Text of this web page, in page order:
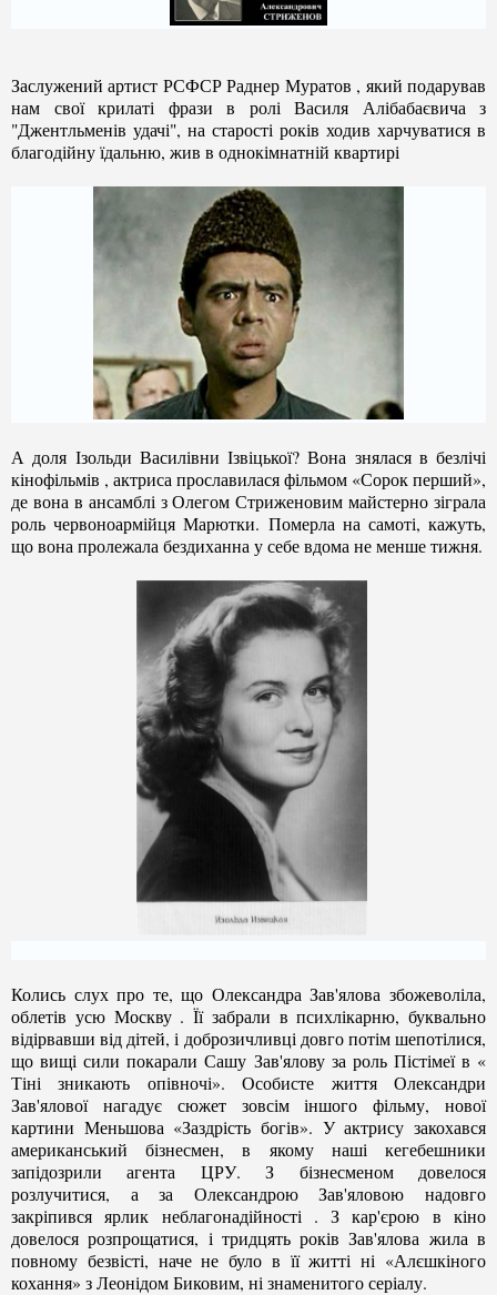
Заслужений артист РСФСРРаднер Муратов , який подарував
нам свої крилаті фрази в ролі Василя Алібабаєвича з
"Джентльменів удачі", на старості років ходив харчуватися в
благодійну їдальню, жив в однокімнатній квартирі
А доля Ізольди Василівни Ізвіцької?Вона знялася в безлічі
кінофільмів , актриса прославилася фільмом «Сорок перший»,
де вона в ансамблі з Олегом Стриженовим майстерно зіграла
роль червоноармійця Марютки. Померла на самоті, кажуть,
що вона пролежала бездиханна у себе вдома не менше тижня.
Колись слух про те, що Олександра Зав'ялова збожеволіла,
облетів усю Москву . Її забрали в психлікарню, буквально
відірвавши від дітей, і доброзичливці довго потім шепотілися,
що вищі сили покарали Сашу Зав'ялову за роль Пістімеїв «
Тіні зникають опівночі». Особисте життя Олександри
Зав'ялової нагадує сюжет зовсім іншого фільму, нової
картини Меньшова «Заздрість богів». У актрису закохався
американський бізнесмен, в якому наші кегебешники
запідозрили агента ЦРУ. З бізнесменом довелося
розлучитися, а за Олександрою Зав'яловою надовго
закріпився ярлик неблагонадійності . З кар'єрою в кіно
довелося розпрощатися, і тридцять років Зав'ялова жила в
повному безвісті, наче не було в її житті ні «Алєшкіного
кохання» з Леонідом Биковим, ні знаменитого серіалу.